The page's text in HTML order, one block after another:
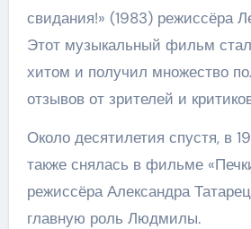
свидания!» (1983) режиссёра
Этот музыкальный фильм
хитом и получил множество
отзывов от зрителей и
Около десятилетия спустя, в
также снялась в фильме
режиссёра Александра
главную роль Людмилы.